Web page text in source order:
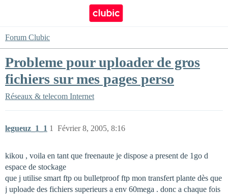
Forum Clubic
Probleme pour uploader de gros
fichiers sur mes pages perso
Réseaux & telecom Internet
legueuz_1_1 Février 8, 2005, 8:16
1
kikou , voila en tant que freenaute je dispose a present de 1go d
espace de stockage
que j utilise smart ftp ou bulletproof ftp mon transfert plante dès que
j uploade des fichiers superieurs a env 60mega . donc a chaque fois